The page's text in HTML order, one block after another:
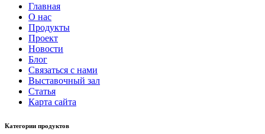
Главная
О нас
Продукты
Проект
Новости
Блог
Связаться с нами
Выставочный зал
Статья
Карта сайта
Категории продуктов